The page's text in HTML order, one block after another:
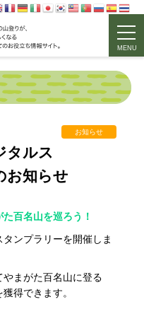
MENU
お知らせ
タルス
お知らせ
百名山を巡ろう！
ンプラリーを開催しま
まがた百名山に登る
得できます。